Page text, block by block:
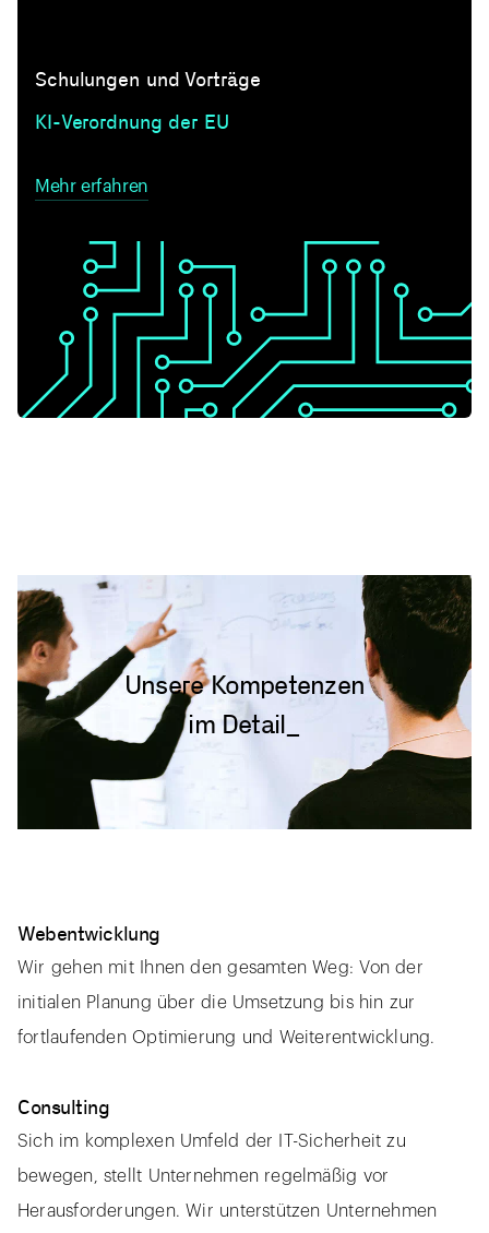
Schulungen und Vorträge
KI-Verordnung der EU
Mehr erfahren
Unsere Kompetenzen
im Detail_
Webentwicklung
Wir gehen mit Ihnen den gesamten Weg: Von der
initialen Planung über die Umsetzung bis hin zur
fortlaufenden Optimierung und Weiterentwicklung.
Consulting
Sich im komplexen Umfeld der IT-Sicherheit zu
bewegen, stellt Unternehmen regelmäßig vor
Herausforderungen. Wir unterstützen Unternehmen